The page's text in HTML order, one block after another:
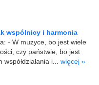
wspólnicy i harmonia
- W muzyce, bo jest wiele
czy państwie, bo jest
i... więcej »